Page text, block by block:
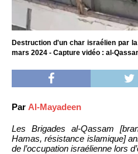
Destruction d'un char israélien par
mars 2024 - Capture vidéo : al-
Par Al-Mayadeen
Les Brigades al-Qassam
Hamas, résistance islamique]
de l’occupation israélienne lors